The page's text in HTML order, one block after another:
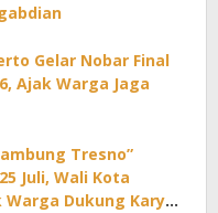
Gelar Nobar Final
Ajak Warga Jaga
Tresno”
Juli, Wali Kota
Dukung Karya